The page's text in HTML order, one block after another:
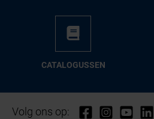
CA­TA­LO­GUS­SEN
Volg ons op: